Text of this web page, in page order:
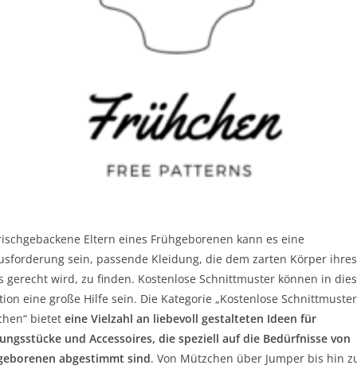
Eltern eines Frühgeborenen kann es eine
sein, passende Kleidung, die dem zarten Körper ihres
gerecht wird, zu finden. Kostenlose Schnittmuster können in
eine große Hilfe sein. Die Kategorie „Kostenlose
bieteteine Vielzahl an liebevoll gestalteten Ideen für
und Accessoires, die speziell auf die Bedürfnisse von
abgestimmt sind. Von Mützchen über Jumper bis hin